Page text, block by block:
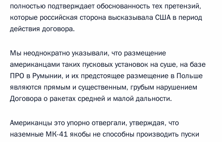
полностью подтверждает обоснованность тех претензий,
которые российская сторона высказывала США в период
действия договора.
Мы неоднократно указывали, что размещение
американцами таких пусковых установок на суше, на базе
ПРО в Румынии, и их предстоящее размещение в Польше
являются прямым и существенным, грубым нарушением
Договора о ракетах средней и малой дальности.
Американцы это упорно отвергали, утверждая, что
наземные МК-41 якобы не способны производить пуски